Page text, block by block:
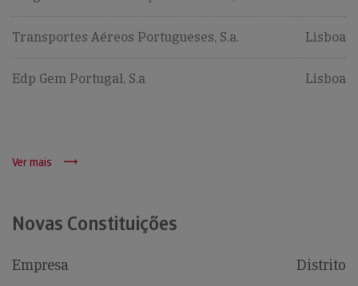
Transportes Aéreos Portugueses, S.a. Lisboa
Edp Gem Portugal, S.a Lisboa
Ver mais
Novas Constituições
Empresa Distrito